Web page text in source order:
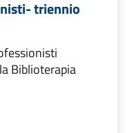
triennio
Biblioterapia